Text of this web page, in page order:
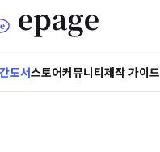
도서스토어커뮤니티제작 가이드